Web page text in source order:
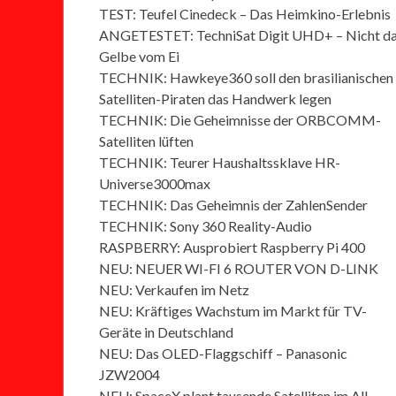
TEST: Teufel Cinedeck – Das Heimkino-Erlebnis
ANGETESTET: TechniSat Digit UHD+ – Nicht
Gelbe vom Ei
TECHNIK: Hawkeye360 soll den brasilianischen
Satelliten-Piraten das Handwerk legen
TECHNIK: Die Geheimnisse der ORBCOMM-
Satelliten lüften
TECHNIK: Teurer Haushaltssklave HR-
Universe3000max
TECHNIK: Das Geheimnis der ZahlenSender
TECHNIK: Sony 360 Reality-Audio
RASPBERRY: Ausprobiert Raspberry Pi 400
NEU: NEUER WI-FI 6 ROUTER VON D-LINK
NEU: Verkaufen im Netz
NEU: Kräftiges Wachstum im Markt für TV-
Geräte in Deutschland
NEU: Das OLED-Flaggschiff – Panasonic
JZW2004